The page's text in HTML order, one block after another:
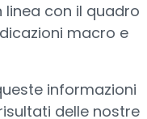
linea con il quadro
macro e
informazioni
delle nostre